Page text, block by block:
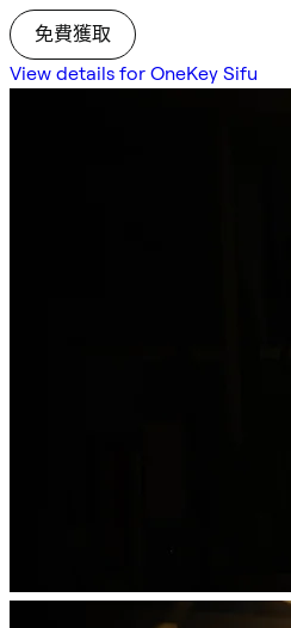
免費獲取
View details for OneKey Sifu